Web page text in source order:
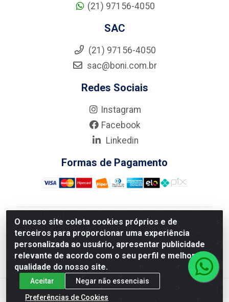
O nosso site coleta cookies próprios e de
terceiros para proporcionar uma experiência
personalizada ao usuário, apresentar publicidade
relevante de acordo com o seu perfil e melhorar a
qualidade do nosso site.
Aceitar
Negar não essenciais
Preferências de Cookies
(21) 97156-4050
SAC
(21) 97156-4050
sac@boni.com.br
Redes Sociais
Instagram
Facebook
Linkedin
Formas de Pagamento
Nova Boni Distribuidora de Material de Construção LTDA
- Rua Alice Tibiriçá, 330 - Vila Da Penha, Rio de
Janeiro/RJ - CEP: 21.210-110 - CNPJ: 11.003.135/0001-
27